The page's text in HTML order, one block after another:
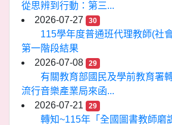
從思辨到行動：第三...
2026-07-27
30
115學年度普通班代理教師(社
第一階段結果
2026-07-08
29
有關教育部國民及學前教育署
流行音樂產業局來函...
2026-07-21
29
轉知~115年「全國圖書教師磨